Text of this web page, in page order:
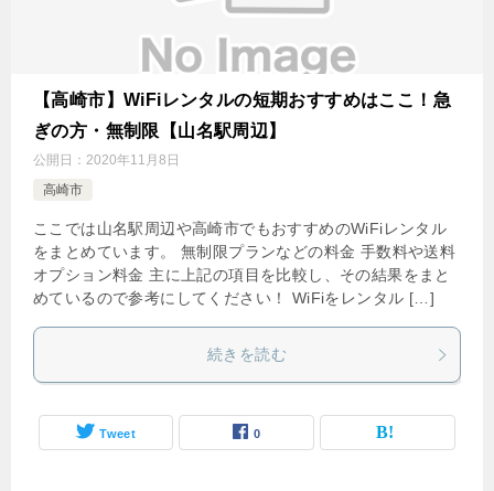
【高崎市】WiFiレンタルの短期おすすめはここ！急
ぎの方・無制限【山名駅周辺】
公開日： 2020年11月8日
高崎市
ここでは山名駅周辺や高崎市でもおすすめのWiFiレンタル
をまとめています。 無制限プランなどの料金 手数料や送料
オプション料金 主に上記の項目を比較し、その結果をまと
めているので参考にしてください！ WiFiをレンタル […]
続きを読む
Tweet 0